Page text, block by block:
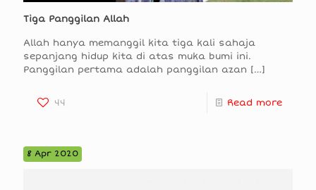
Tiga Panggilan Allah
Allah hanya memanggil kita tiga kali sahaja
sepanjang hidup kita di atas muka bumi ini.
Panggilan pertama adalah panggilan azan […]
44 Read more
8 Apr 2020